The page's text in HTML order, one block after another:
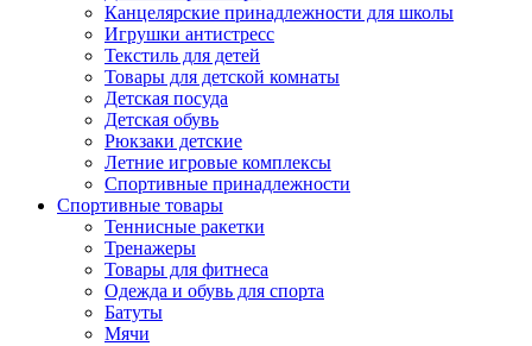
Канцелярские принадлежности для школы
Игрушки антистресс
Текстиль для детей
Товары для детской комнаты
Детская посуда
Детская обувь
Рюкзаки детские
Летние игровые комплексы
Спортивные принадлежности
Спортивные товары
Теннисные ракетки
Тренажеры
Товары для фитнеса
Одежда и обувь для спорта
Батуты
Мячи